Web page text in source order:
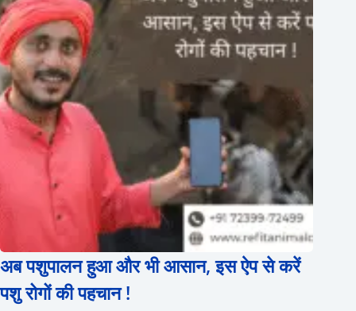
अब पशुपालन हुआ और भी आसान, इस ऐप से करें
पशु रोगों की पहचान !